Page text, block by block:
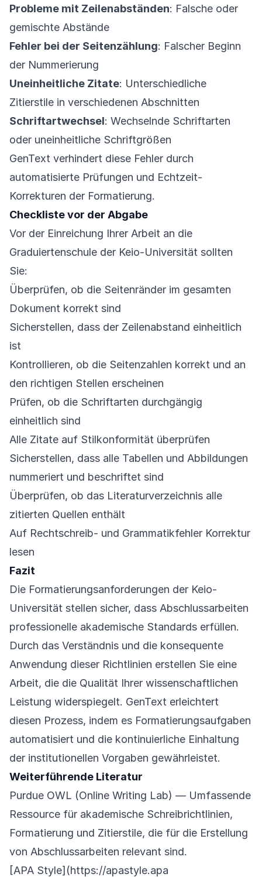
Probleme mit Zeilenabständen: Falsche oder
gemischte Abstände
Fehler bei der Seitenzählung: Falscher Beginn
der Nummerierung
Uneinheitliche Zitate: Unterschiedliche
Zitierstile in verschiedenen Abschnitten
Schriftartwechsel: Wechselnde Schriftarten
oder uneinheitliche Schriftgrößen
GenText verhindert diese Fehler durch
automatisierte Prüfungen und Echtzeit-
Korrekturen der Formatierung.
Checkliste vor der Abgabe
Vor der Einreichung Ihrer Arbeit an die
Graduiertenschule der Keio-Universität sollten
Sie:
Überprüfen, ob die Seitenränder im gesamten
Dokument korrekt sind
Sicherstellen, dass der Zeilenabstand einheitlich
ist
Kontrollieren, ob die Seitenzahlen korrekt und an
den richtigen Stellen erscheinen
Prüfen, ob die Schriftarten durchgängig
einheitlich sind
Alle Zitate auf Stilkonformität überprüfen
Sicherstellen, dass alle Tabellen und Abbildungen
nummeriert und beschriftet sind
Überprüfen, ob das Literaturverzeichnis alle
zitierten Quellen enthält
Auf Rechtschreib- und Grammatikfehler Korrektur
lesen
Fazit
Die Formatierungsanforderungen der Keio-
Universität stellen sicher, dass Abschlussarbeiten
professionelle akademische Standards erfüllen.
Durch das Verständnis und die konsequente
Anwendung dieser Richtlinien erstellen Sie eine
Arbeit, die die Qualität Ihrer wissenschaftlichen
Leistung widerspiegelt. GenText erleichtert
diesen Prozess, indem es Formatierungsaufgaben
automatisiert und die kontinuierliche Einhaltung
der institutionellen Vorgaben gewährleistet.
Weiterführende Literatur
Purdue OWL (Online Writing Lab) — Umfassende
Ressource für akademische Schreibrichtlinien,
Formatierung und Zitierstile, die für die Erstellung
von Abschlussarbeiten relevant sind.
[APA Style](https://apastyle.apa